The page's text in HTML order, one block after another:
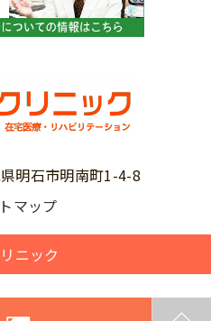
明石市明南町1-4-8
マップ
ニック